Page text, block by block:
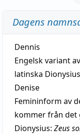
Dagens
Dennis
Engelsk variant
latinska
Denise
Femininform av
kommer från det
Dionysius: Zeus